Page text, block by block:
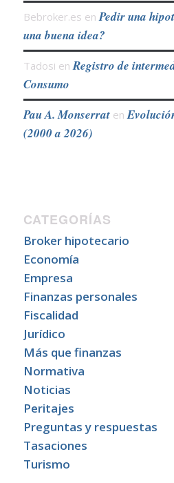
Bebroker.es en Pedir una
una buena idea?
Tadosi en Registro de
Consumo
Pau A. Monserraten
(2000 a 2026)
CATEGORÍAS
Broker hipotecario
Economía
Empresa
Finanzas personales
Fiscalidad
Jurídico
Más que finanzas
Normativa
Noticias
Peritajes
Preguntas y respuestas
Tasaciones
Turismo